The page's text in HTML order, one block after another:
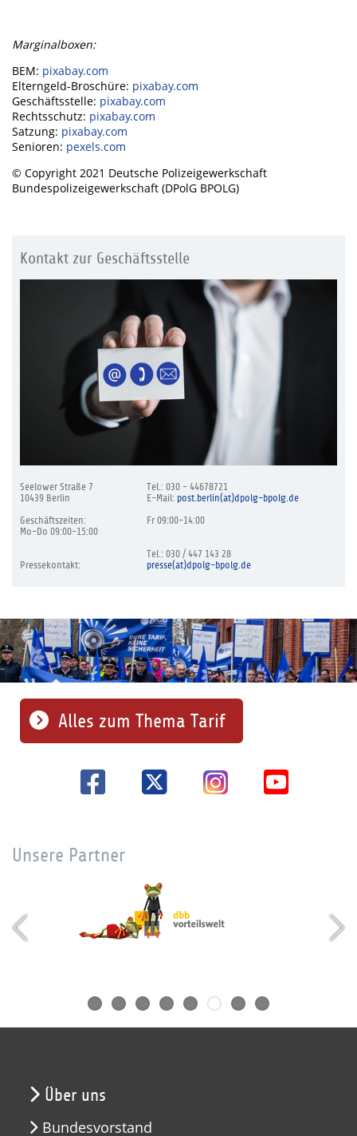
Marginalboxen:
BEM: pixabay.com
Elterngeld-Broschüre: pixabay.com
Geschäftsstelle: pixabay.com
Rechtsschutz: pixabay.com
Satzung: pixabay.com
Senioren: pexels.com
© Copyright 2021 Deutsche Polizeigewerkschaft
Bundespolizeigewerkschaft (DPolG BPOLG)
Kontakt zur Geschäftsstelle
Seelower Straße 7
10439 Berlin
Geschäftszeiten:
Mo-Do 09:00-15:00
Pressekontakt:
Tel.: 030 - 44678721
E-Mail: post.berlin(at)dpolg-bpolg.de
Fr 09:00-14:00
Tel.: 030 / 447 143 28
presse(at)dpolg-bpolg.de
Alles zum Thema Tarif
Unsere Partner
Über uns
Bundesvorstand